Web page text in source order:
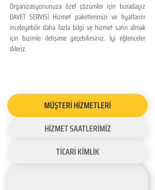
Organizasyonunuza özel çözümler için buradayız
DAVET SERVİSİ Hizmet paketlerimizi ve fiyatlarını
inceleyebilir daha fazla bilgi ve hizmet satın almak
için bizimle iletişime geçebilirsiniz. İyi eğlenceler
dileriz.
MÜŞTERİ HİZMETLERİ
HİZMET SAATLERİMİZ
TİCARİ KİMLİK